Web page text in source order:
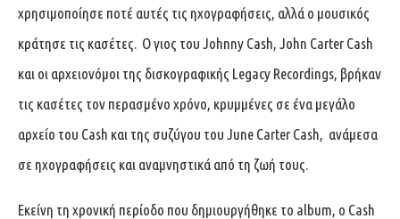
χρησιμοποίησε ποτέ αυτές τις ηχογραφήσεις, αλλά ο μουσικός
κράτησε τις κασέτες. Ο γιος του Johnny Cash, John Carter Cash
και οι αρχειονόμοι της δισκογραφικής Legacy Recordings, βρήκαν
τις κασέτες τον περασμένο χρόνο, κρυμμένες σε ένα μεγάλο
αρχείο του Cash και της συζύγου του June Carter Cash, ανάμεσα
σε ηχογραφήσεις και αναμνηστικά από τη ζωή τους.
Εκείνη τη χρονική περίοδο που δημιουργήθηκε το album, ο Cash